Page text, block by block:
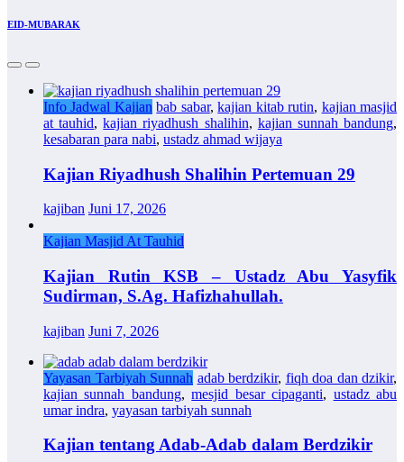
EID-MUBARAK
Info Jadwal Kajian bab sabar,kajian kitab rutin, kajian masjid
at tauhid,kajian riyadhush shalihin, kajian sunnah bandung,
kesabaran para nabi, ustadz ahmad wijaya
Kajian Riyadhush Shalihin Pertemuan 29
kajiban Juni 17, 2026
Kajian Masjid At Tauhid
Kajian Rutin KSB – Ustadz Abu Yasyfik
Sudirman, S.Ag. Hafizhahullah.
kajiban Juni 7, 2026
Yayasan Tarbiyah Sunnah adab berdzikir, fiqh doa dan dzikir,
kajian sunnah bandung,mesjid besar cipaganti, ustadz abu
umar indra, yayasan tarbiyah sunnah
Kajian tentang Adab-Adab dalam Berdzikir